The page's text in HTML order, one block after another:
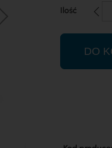
Ilość
DO
Więcej